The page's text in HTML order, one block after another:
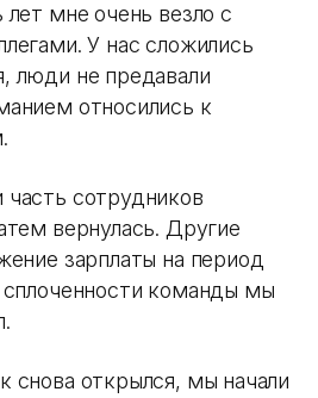
мне очень везло с
У нас сложились
люди не предавали
относились к
сотрудников
вернулась. Другие
зарплаты на период
сплоченности команды мы
снова открылся, мы начали